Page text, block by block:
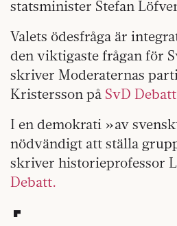
statsminister Stefan
Valets ödesfråga är
den viktigaste frågan för
skriver Moderaternas
Kristersson på SvD
I en demokrati »av
nödvändigt att ställa
skriver historieprofessor
Debatt.